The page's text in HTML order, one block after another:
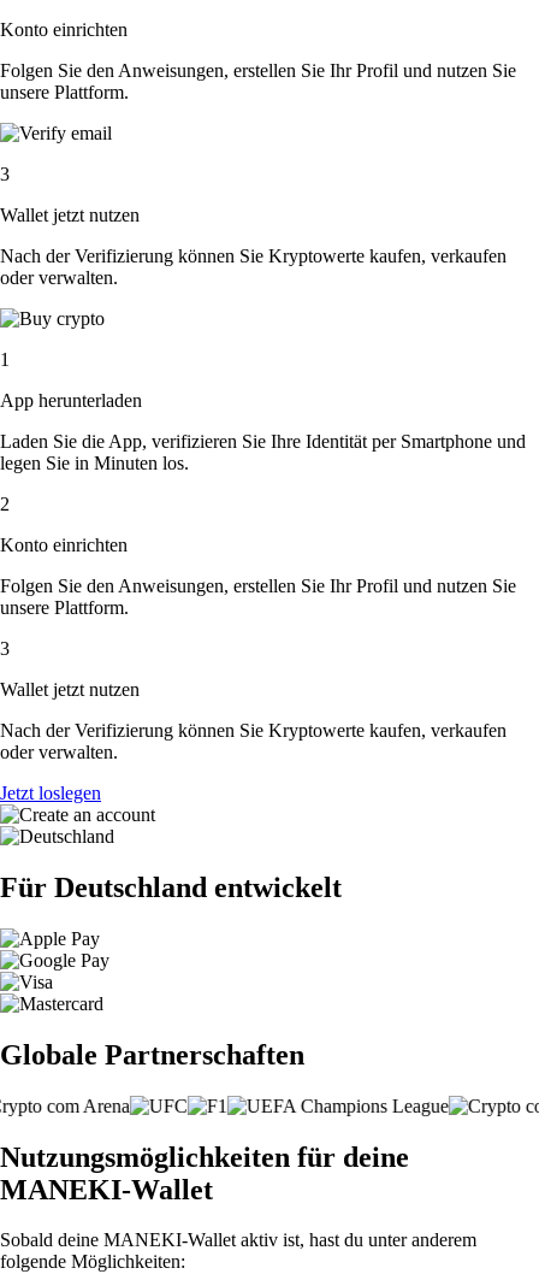
Konto einrichten
Folgen Sie den Anweisungen, erstellen Sie Ihr Profil und nutzen Sie
unsere Plattform.
3
Wallet jetzt nutzen
Nach der Verifizierung können Sie Kryptowerte kaufen, verkaufen
oder verwalten.
1
App herunterladen
Laden Sie die App, verifizieren Sie Ihre Identität per Smartphone und
legen Sie in Minuten los.
2
Konto einrichten
Folgen Sie den Anweisungen, erstellen Sie Ihr Profil und nutzen Sie
unsere Plattform.
3
Wallet jetzt nutzen
Nach der Verifizierung können Sie Kryptowerte kaufen, verkaufen
oder verwalten.
Jetzt loslegen
Für Deutschland entwickelt
Globale Partnerschaften
Nutzungsmöglichkeiten für deine
MANEKI-Wallet
Sobald deine MANEKI-Wallet aktiv ist, hast du unter anderem
folgende Möglichkeiten: